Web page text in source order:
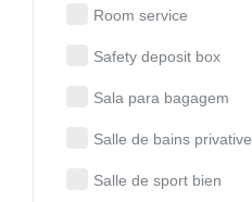
Room service
Safety deposit box
Sala para bagagem
Salle de bains privative
Salle de sport bien